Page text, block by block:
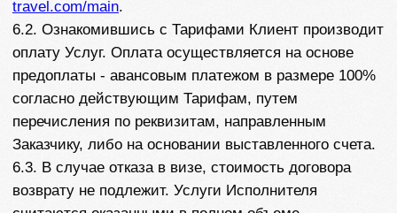
marsvisa94@gmail.ruc указанием в строке Тема
«Форс-мажор». Под обстоятельствами
непреодолимой силы (форс-мажорными
обстоятельствами) Стороны понимают: пожар,
наводнение, землетрясение, забастовки и другие
стихийные бедствия, война и военные действия,
вступление в силу нормативных правовых актов и
актов применения права, препятствующих
исполнению обязательств, если
вышеперечисленные обстоятельства находятся вне
контроля Сторон, препятствуют выполнению
настоящего договора и возникли после заключения